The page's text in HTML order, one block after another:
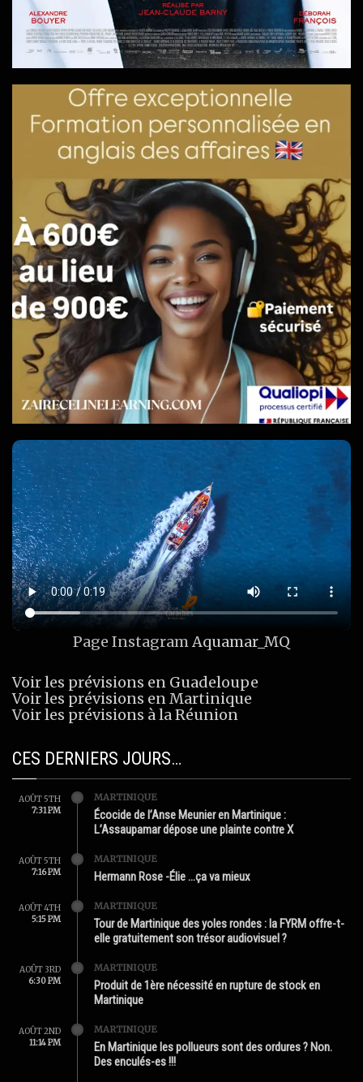
Page InstagramAquamar_MQ
Voir les prévisions en Guadeloupe
Voir les prévisions en Martinique
Voir les prévisions à la Réunion
CES DERNIERS JOURS…
AOÛT 5TH
7:31 PM
MARTINIQUE
Écocide de l’Anse Meunier en Martinique :
L’Assaupamar dépose une plainte contre X
AOÛT 5TH
7:16 PM
MARTINIQUE
Hermann Rose -Élie …ça va mieux
AOÛT 4TH
5:15 PM
MARTINIQUE
Tour de Martinique des yoles rondes : la FYRM offre-t-
elle gratuitement son trésor audiovisuel ?
AOÛT 3RD
6:30 PM
MARTINIQUE
Produit de 1ère nécessité en rupture de stock en
Martinique
AOÛT 2ND
11:14 PM
MARTINIQUE
En Martinique les pollueurs sont des ordures ? Non.
Des enculés-es !!!